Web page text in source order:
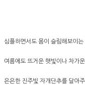
심플하면서도 몸이 슬림해보이는
여름에도 뜨거운 햇빛이나 차가
은은한 진주빛 자개단추를 달아